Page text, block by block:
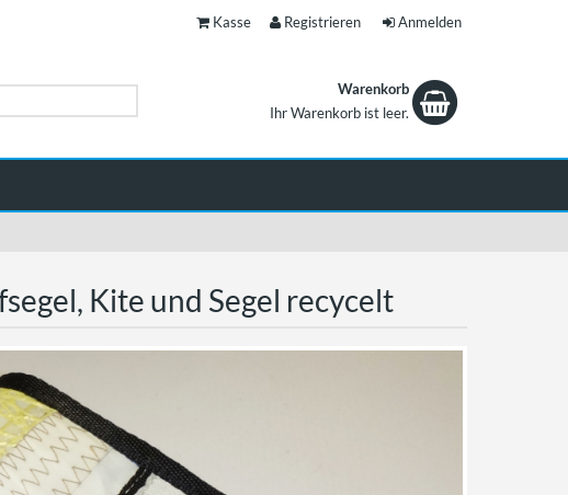
Kasse Registrieren Anmelden
Warenkorb
Ihr Warenkorb ist leer.
Ihr Warenkorb ist leer.
Kite und Segel recycelt